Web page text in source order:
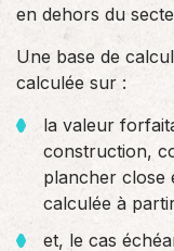
en dehors du
Une base de
calculée sur :
la valeur
construction,
plancher close
calculée à
et, le cas